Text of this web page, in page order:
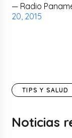
— Radio
20, 2015
TIPS Y SALUD
Noticias